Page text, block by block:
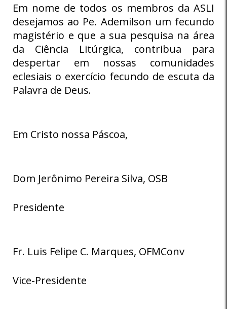
Em nome de todos os membros da ASLI
desejamos ao Pe. Ademilson um fecundo
magistério e que a sua pesquisa na área
da Ciência Litúrgica, contribua para
despertar em nossas comunidades
eclesiais o exercício fecundo de escuta da
Palavra de Deus.
Em Cristo nossa Páscoa,
Dom Jerônimo Pereira Silva, OSB
Presidente
Fr. Luis Felipe C. Marques, OFMConv
Vice-Presidente